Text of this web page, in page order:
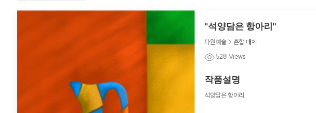
"석양담은 항아리"
다원예술 > 혼합 매체
528 Views
작품설명
석양담은 항아리